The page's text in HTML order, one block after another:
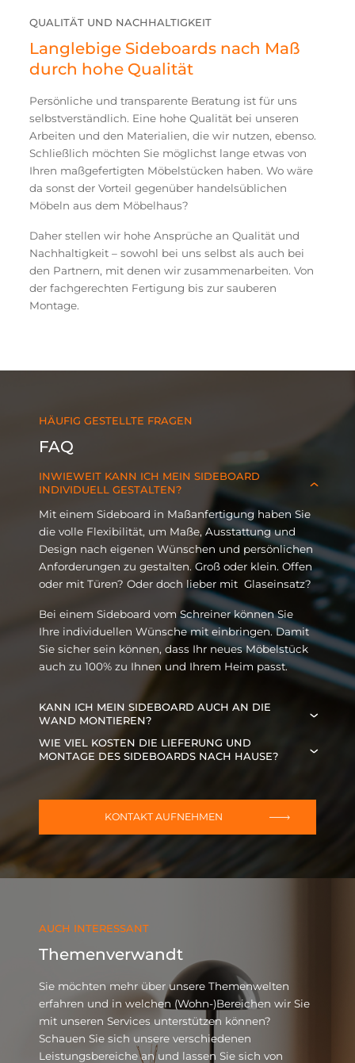
QUALITÄT UND NACHHALTIGKEIT
Langlebige Sideboards nach Maß
durch hohe Qualität
Persönliche und transparente Beratung ist für uns
selbstverständlich. Eine hohe Qualität bei unseren
Arbeiten und den Materialien, die wir nutzen, ebenso.
Schließlich möchten Sie möglichst lange etwas von
Ihren maßgefertigten Möbelstücken haben. Wo wäre
da sonst der Vorteil gegenüber handelsüblichen
Möbeln aus dem Möbelhaus?
Daher stellen wir hohe Ansprüche an Qualität und
Nachhaltigkeit – sowohl bei uns selbst als auch bei
den Partnern, mit denen wir zusammenarbeiten. Von
der fachgerechten Fertigung bis zur sauberen
Montage.
HÄUFIG GESTELLTE FRAGEN
FAQ
INWIEWEIT KANN ICH MEIN SIDEBOARD
INDIVIDUELL GESTALTEN?
Mit einem Sideboard in Maßanfertigung haben Sie
die volle Flexibilität, um Maße, Ausstattung und
Design nach eigenen Wünschen und persönlichen
Anforderungen zu gestalten. Groß oder klein. Offen
oder mit Türen? Oder doch lieber mit Glaseinsatz?
Bei einem Sideboard vom Schreiner können Sie
Ihre individuellen Wünsche mit einbringen. Damit
Sie sicher sein können, dass Ihr neues Möbelstück
auch zu 100% zu Ihnen und Ihrem Heim passt.
KANN ICH MEIN SIDEBOARD AUCH AN DIE
WAND MONTIEREN?
Selbstverständlich! Wir können sowohl stehende
Sideboards fertigen als auch Modelle, die an der
Ist die Voraussetzung erfüllt, können wir das gute
und an Ihrer Wand anbringen.
WIE VIEL KOSTEN DIE LIEFERUNG UND
MONTAGE DES SIDEBOARDS NACH HAUSE?
auf Sauberkeit und ordentliches Arbeiten.
Damit Sie nach uns nicht erst den Wischmopp
KONTAKT AUFNEHMEN
AUCH INTERESSANT
Themenverwandt
Sie möchten mehr über unsere Themenwelten
erfahren und in welchen (Wohn-)Bereichen wir Sie
mit unseren Services unterstützen können?
Schauen Sie sich unsere verschiedenen
Leistungsbereiche an und lassen Sie sich von